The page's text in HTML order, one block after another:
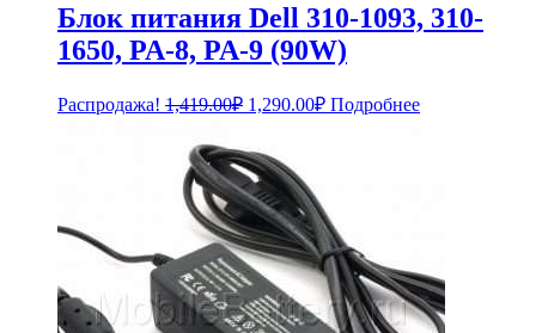
Блок питания Dell 310-1093, 310-
1650, PA-8, PA-9 (90W)
Распродажа! 1,419.00₽ Первоначальная
1,419.00₽.
1,290.00₽Текущая
цена:
Подробнее